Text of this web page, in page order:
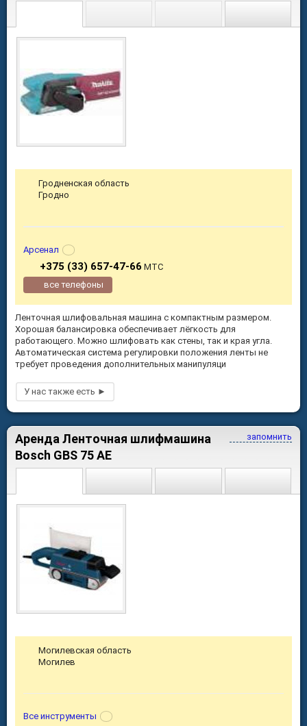
Ленточная шлифовальная машина с компактным размером.
Хорошая балансировка обеспечивает лёгкость для
работающего. Можно шлифовать как стены, так и края угла.
Автоматическая система регулировки положения ленты не
требует проведения дополнительных манипуляци
Гродненская область
Гродно
Арсенал
+375 (33) 657-47-66 МТС
все телефоны
запомнить
Аренда Ленточная шлифмашина
Bosch GBS 75 AE
Могилевская область
Могилев
Все инструменты